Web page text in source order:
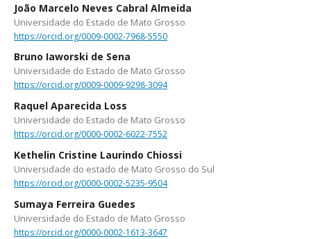
João Marcelo Neves Cabral Almeida
Universidade do Estado de Mato Grosso
https://orcid.org/0009-0002-7968-5550
Bruno Iaworski de Sena
Universidade do Estado de Mato Grosso
https://orcid.org/0009-0009-9298-3094
Raquel Aparecida Loss
Universidade do Estado de Mato Grosso
https://orcid.org/0000-0002-6022-7552
Kethelin Cristine Laurindo Chiossi
Universidade do estado de Mato Grosso do Sul
https://orcid.org/0000-0002-5235-9504
Sumaya Ferreira Guedes
Universidade do Estado de Mato Grosso
https://orcid.org/0000-0002-1613-3647